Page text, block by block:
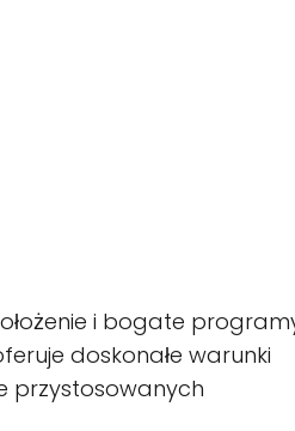
i bogate
doskonałe warunki
przystosowanych